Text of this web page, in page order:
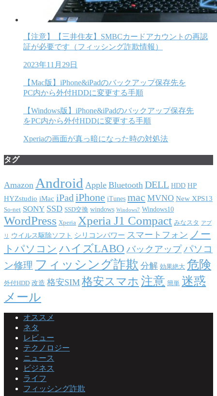
【注意】【三井住友】SMBCカードアカウントの再認
証が必要です（フィッシング詐欺情報）
2023年11月29日
【Mac版】iPhone&iPadのバックアップ保存先を
PC内から外付HDDに変更する手順
【Windows版】iPhone&iPadのバックアップ保存先
をPC内から外付HDDに変更する手順
Xperiaの画面が真っ暗になった時の対処法
タグ
Amazon Android Apple Bluetooth DELL HDD HP
HYZstudio iMac iPad iPhone iTunes mac MVNO New XPS13
So-net SONY SSD SSD交換 windows Windows7 Windows10
WordPress Xperia Xperia J1 Compact みなスタ アプ
リ ウイルス駆除ソフト シリコンパワー スマートフォン ノー
トパソコン ハイズLABO バックアップパソコ
ン修理 フィッシング詐欺 分解 効果絶大 危険
外付HDD 改造 格安SIM 格安スマホ 注意 簡単 迷惑
メール
オススメ
ネタ
レビュー
テクノロジー
ニュース
ビジネス
ライフ
フィッシング詐欺